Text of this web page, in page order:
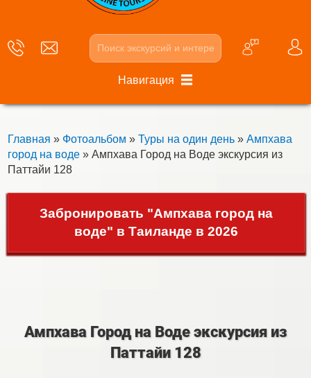
Навигация
Главная » Фотоальбом » Туры на один день» Ампхава
город на воде» Ампхава Город на Воде экскурсия из
Паттайи 128
Забронировать "Ампхава город на
воде" в Таиланде в 2026
Ампхава Город на Воде экскурсия из
Паттайи 128